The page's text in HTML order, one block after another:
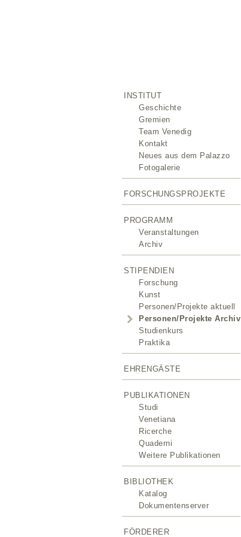
INSTITUT
Geschichte
Gremien
Team Venedig
Kontakt
Neues aus dem Palazzo
Fotogalerie
FORSCHUNGSPROJEKTE
PROGRAMM
Veranstaltungen
Archiv
STIPENDIEN
Forschung
Kunst
Personen/Projekte aktuell
Personen/Projekte Archiv
Studienkurs
Praktika
EHRENGÄSTE
PUBLIKATIONEN
Studi
Venetiana
Ricerche
Quaderni
Weitere Publikationen
BIBLIOTHEK
Katalog
Dokumentenserver
FÖRDERER